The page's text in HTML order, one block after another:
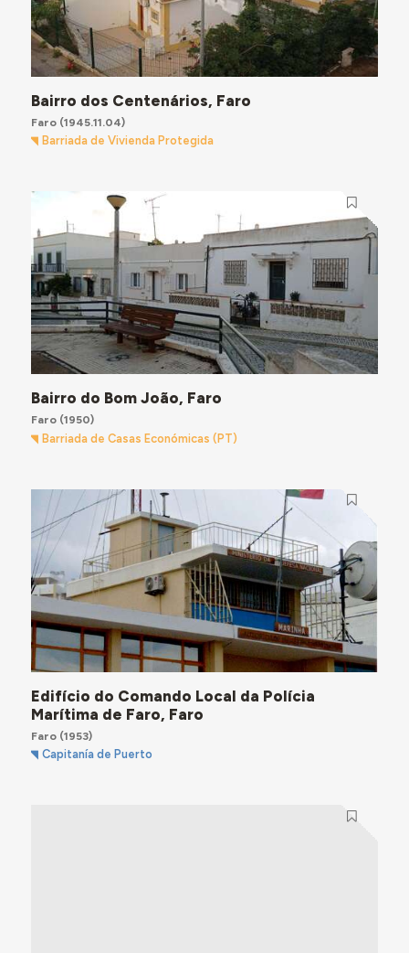
Bairro dos Centenários, Faro
Faro(1945.11.04)
Barriada de Vivienda Protegida
Bairro do Bom João, Faro
Faro(1950)
Barriada de Casas Económicas (PT)
Edifício do Comando Local da Polícia
Marítima de Faro, Faro
Faro(1953)
Capitanía de Puerto